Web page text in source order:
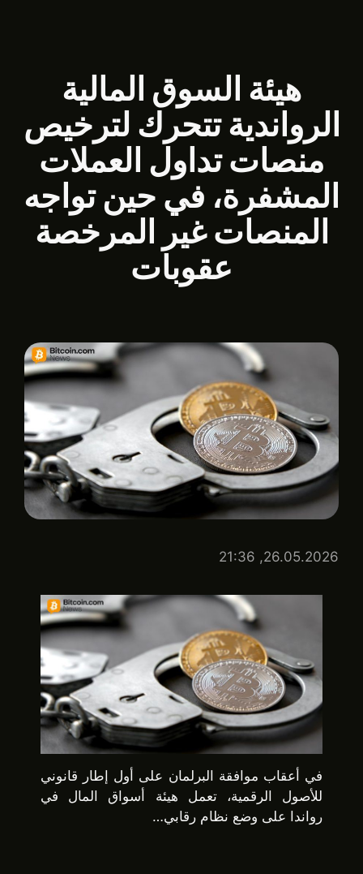
هيئة السوق المالية
الرواندية تتحرك لترخيص
منصات تداول العملات
المشفرة، في حين تواجه
المنصات غير المرخصة
عقوبات
26.05.2026, 21:36
في أعقاب موافقة البرلمان على أول إطار قانوني
للأصول الرقمية، تعمل هيئة أسواق المال في
رواندا على وضع نظام رقابي…